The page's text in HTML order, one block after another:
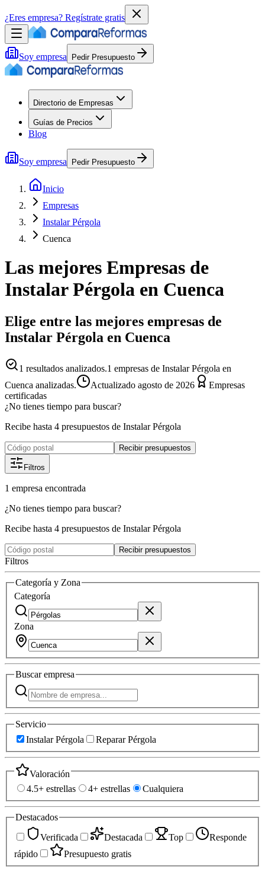
¿Eres empresa? Regístrate gratis
Soy empresa Pedir Presupuesto
Directorio de Empresas
Guías de Precios
Blog
Soy empresa Pedir Presupuesto
Inicio
Empresas
Instalar Pérgola
Cuenca
Las mejores Empresas de
Instalar Pérgola en Cuenca
Elige entre las mejores empresas de
Instalar Pérgola en Cuenca
1 resultados analizados.1 empresas de Instalar Pérgola en
Cuenca analizadas.
Actualizado agosto de 2026
Empresas
certificadas
¿No tienes tiempo para buscar?
Recibe hasta 4 presupuestos de Instalar Pérgola
Recibir presupuestos
Filtros
1 empresa encontrada
¿No tienes tiempo para buscar?
Recibe hasta 4 presupuestos de Instalar Pérgola
Recibir presupuestos
Filtros
Categoría y Zona
Categoría
Zona
Buscarempresa
Servicio
Instalar Pérgola
Reparar Pérgola
Valoración
4.5+ estrellas
4+ estrellas Cualquiera
Destacados
Verificada
Destacada Top
Responde
rápido
Presupuesto gratis